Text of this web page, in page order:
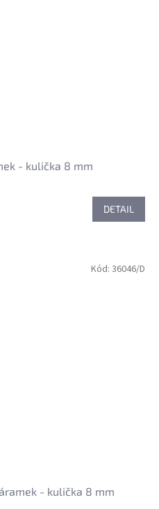
- kulička 8 mm
DETAIL
- kulička 8 mm
Kód: 36046/D